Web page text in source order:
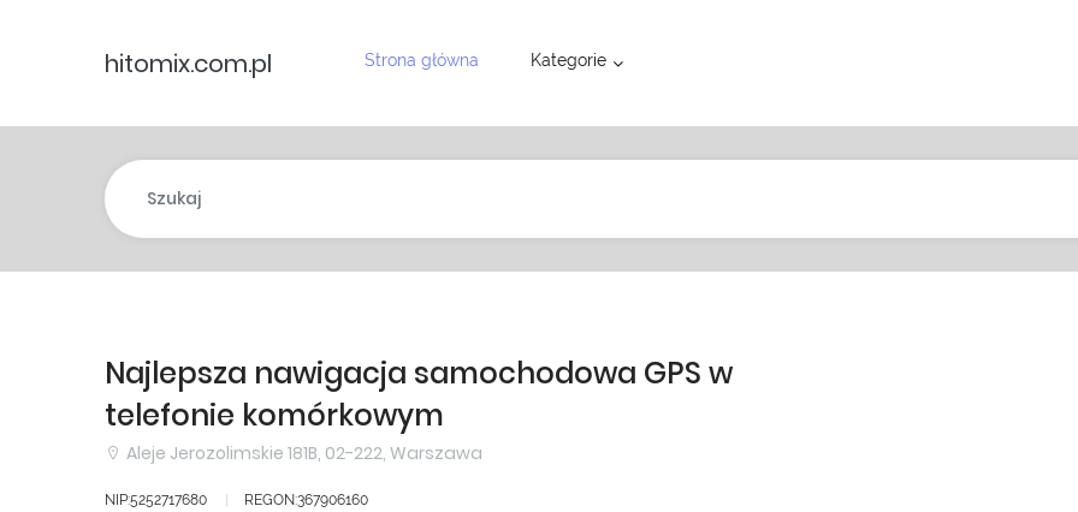
hitomix.com.pl Strona główna Kategorie
Najlepsza nawigacja samochodowa GPS w
telefonie komórkowym
Aleje Jerozolimskie 181B, 02-222, Warszawa
NIP:5252717680 REGON:367906160